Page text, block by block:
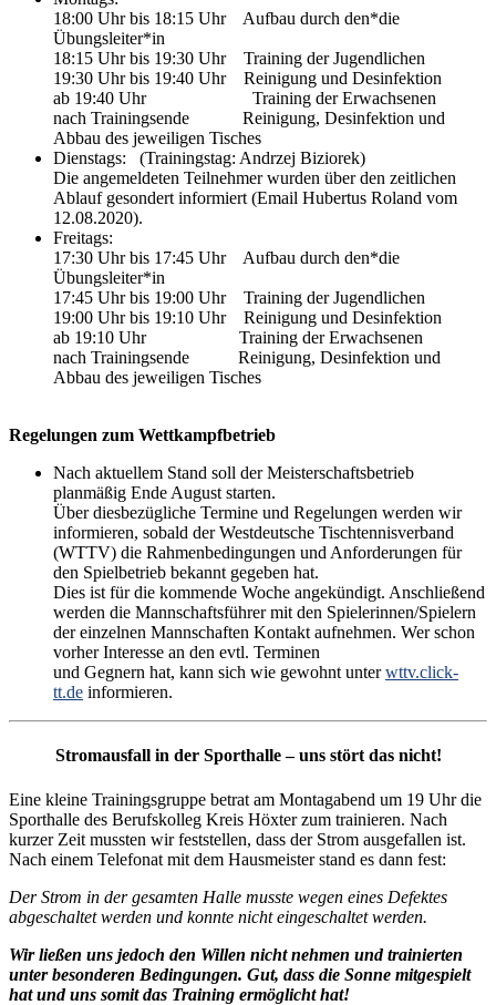
18:00 Uhr bis 18:15 Uhr Aufbau durch den*die
Übungsleiter*in
18:15 Uhr bis 19:30 Uhr Training der Jugendlichen
19:30 Uhr bis 19:40 Uhr Reinigung und Desinfektion
ab 19:40 Uhr Training der Erwachsenen
nach Trainingsende Reinigung, Desinfektion und
Abbau des jeweiligen Tisches
Dienstags: (Trainingstag: Andrzej Biziorek)
Die angemeldeten Teilnehmer wurden über den zeitlichen
Ablauf gesondert informiert (Email Hubertus Roland vom
12.08.2020).
Freitags:
17:30 Uhr bis 17:45 Uhr Aufbau durch den*die
Übungsleiter*in
17:45 Uhr bis 19:00 Uhr Training der Jugendlichen
19:00 Uhr bis 19:10 Uhr Reinigung und Desinfektion
ab 19:10 Uhr Training der Erwachsenen
nach Trainingsende Reinigung, Desinfektion und
Abbau des jeweiligen Tisches
Regelungen zum Wettkampfbetrieb
Nach aktuellem Stand soll der Meisterschaftsbetrieb
planmäßig Ende August starten.
Über diesbezügliche Termine und Regelungen werden wir
informieren, sobald der Westdeutsche Tischtennisverband
(WTTV) die Rahmenbedingungen und Anforderungen für
den Spielbetrieb bekannt gegeben hat.
Dies ist für die kommende Woche angekündigt. Anschließend
werden die Mannschaftsführer mit den Spielerinnen/Spielern
der einzelnen Mannschaften Kontakt aufnehmen. Wer schon
vorher Interesse an den evtl. Terminen
und Gegnern hat, kann sich wie gewohnt unterwttv.click-
tt.de informieren.
Stromausfall in der Sporthalle – uns stört das nicht!
Eine kleine Trainingsgruppe betrat am Montagabend um 19 Uhr die
Sporthalle des Berufskolleg Kreis Höxter zum trainieren. Nach
kurzer Zeit mussten wir feststellen, dass der Strom ausgefallen ist.
Nach einem Telefonat mit dem Hausmeister stand es dann fest:
Der Strom in der gesamten Halle musste wegen eines Defektes
abgeschaltet werden und konnte nicht eingeschaltet werden.
Wir ließen uns jedoch den Willen nicht nehmen und trainierten
unter besonderen Bedingungen. Gut, dass die Sonne mitgespielt
hat und uns somit das Training ermöglicht hat!